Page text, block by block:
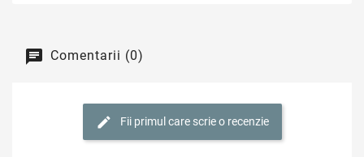
Comentarii (0)
Fii primul care scrie o recenzie